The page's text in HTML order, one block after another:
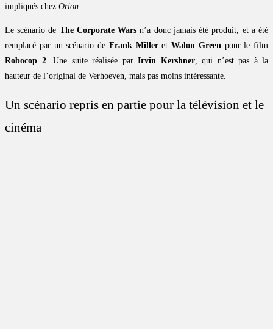
impliqués chez Orion
Le scénario de The Corporate Wars n’a donc jamais été produit, et a été
remplacé par un scénario de Frank Milleret Walon Green pour le film
Robocop 2. Une suite réalisée par Irvin Kershner, qui n’est pas à la
hauteur de l’original de Verhoeven, mais pas moins intéressante.
Un scénario repris en partie pour la télévision et le
cinéma